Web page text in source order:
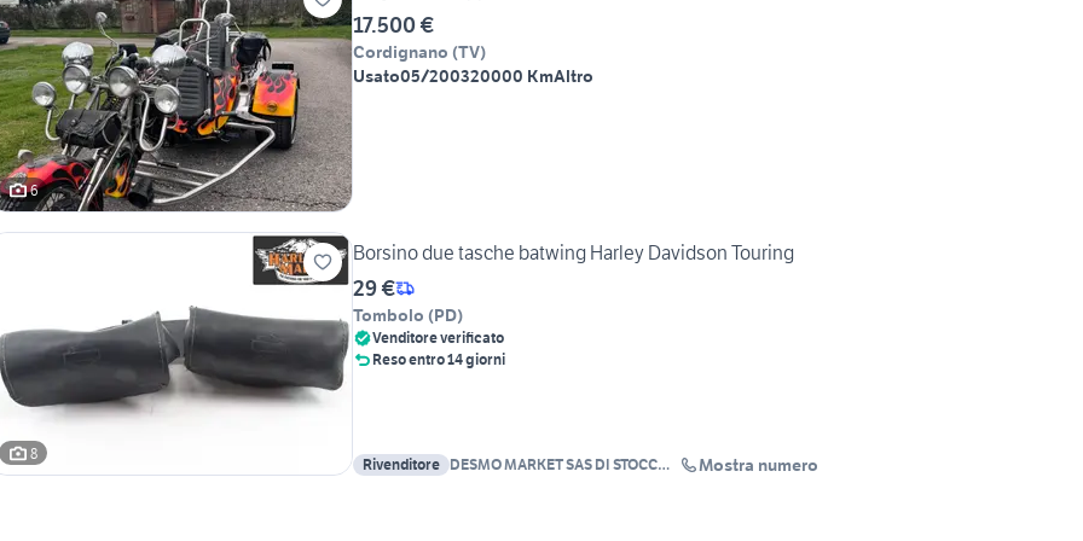
6
17.500 €
Cordignano (TV)
Usato05/200320000 KmAltro
8
Borsino due tasche batwing Harley Davidson Touring
29 €
Tombolo (PD)
Venditore verificato
Reso entro 14 giorni
Rivenditore DESMO MARKET SAS DI STOCCO
Mostra numero